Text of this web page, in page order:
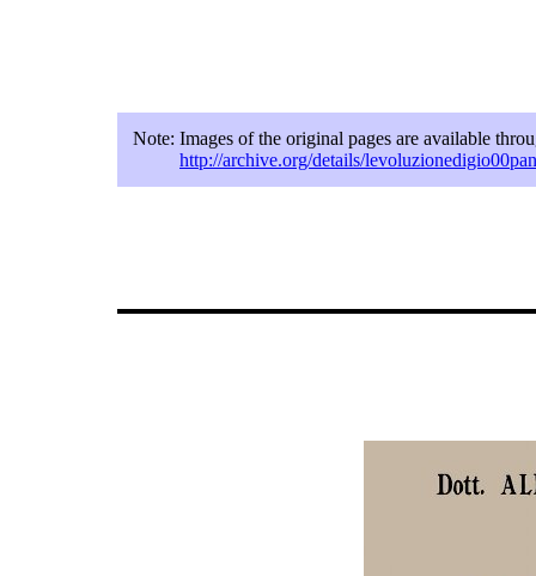
Note: Images of the original pages are available
http://archive.org/details/